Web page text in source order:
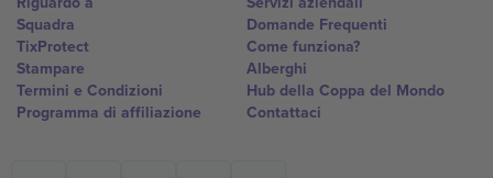
Squadra
TixProtect
Stampare
Termini e Condizioni
Programma di affiliazione
Domande Frequenti
Come funziona?
Alberghi
Hub della Coppa del Mondo
Contattaci